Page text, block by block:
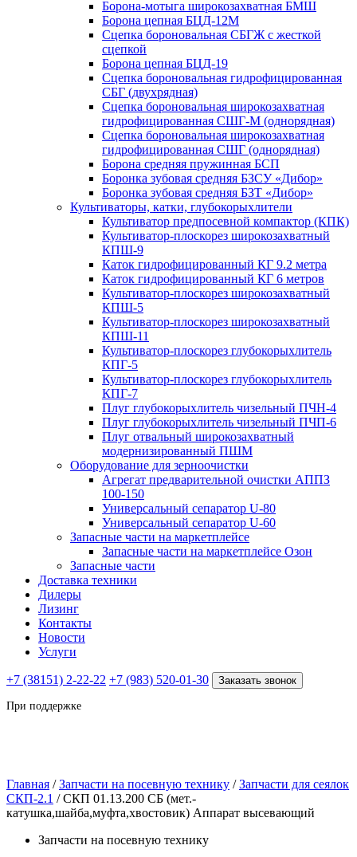
Борона-мотыга широкозахватная БМШ
Борона цепная БЦД-12М
Сцепка бороновальная СБГЖ с жесткой
сцепкой
Борона цепная БЦД-19
Сцепка бороновальная гидрофицированная
СБГ (двухрядная)
Сцепка бороновальная широкозахватная
гидрофицированная СШГ-М (однорядная)
Сцепка бороновальная широкозахватная
гидрофицированная СШГ (однорядная)
Борона средняя пружинная БСП
Боронка зубовая средняя БЗСУ «Дибор»
Боронка зубовая средняя БЗТ «Дибор»
Культиваторы, катки, глубокорыхлители
Культиватор предпосевной компактор (КПК)
Культиватор-плоскорез широкозахватный
КПШ-9
Каток гидрофицированный КГ 9.2 метра
Каток гидрофицированный КГ 6 метров
Культиватор-плоскорез широкозахватный
КПШ-5
Культиватор-плоскорез широкозахватный
КПШ-11
Культиватор-плоскорез глубокорыхлитель
КПГ-5
Культиватор-плоскорез глубокорыхлитель
КПГ-7
Плуг глубокорыхлитель чизельный ПЧН-4
Плуг глубокорыхлитель чизельный ПЧП-6
Плуг отвальный широкозахватный
модернизированный ПШМ
Оборудование для зерноочистки
Агрегат предварительной очистки АППЗ
100-150
Универсальный сепаратор U-80
Универсальный сепаратор U-60
Запасные части на маркетплейсе
Запасные части на маркетплейсе Озон
Запасные части
Доставка техники
Дилеры
Лизинг
Контакты
Новости
Услуги
+7 (38151) 2-22-22 +7 (983) 520-01-30 Заказать звонок
При поддержке
Главная /Запчасти на посевную технику /Запчасти для сеялок
СКП-2.1 / СКП 01.13.200 СБ (мет.-
катушка,шайба,муфта,хвостовик) Аппарат высевающий
Запчасти на посевную технику